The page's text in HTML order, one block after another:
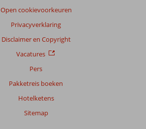
Open cookievoorkeuren
Privacyverklaring
Disclaimer en Copyright
Vacatures
Pers
Pakketreis boeken
Hotelketens
Sitemap